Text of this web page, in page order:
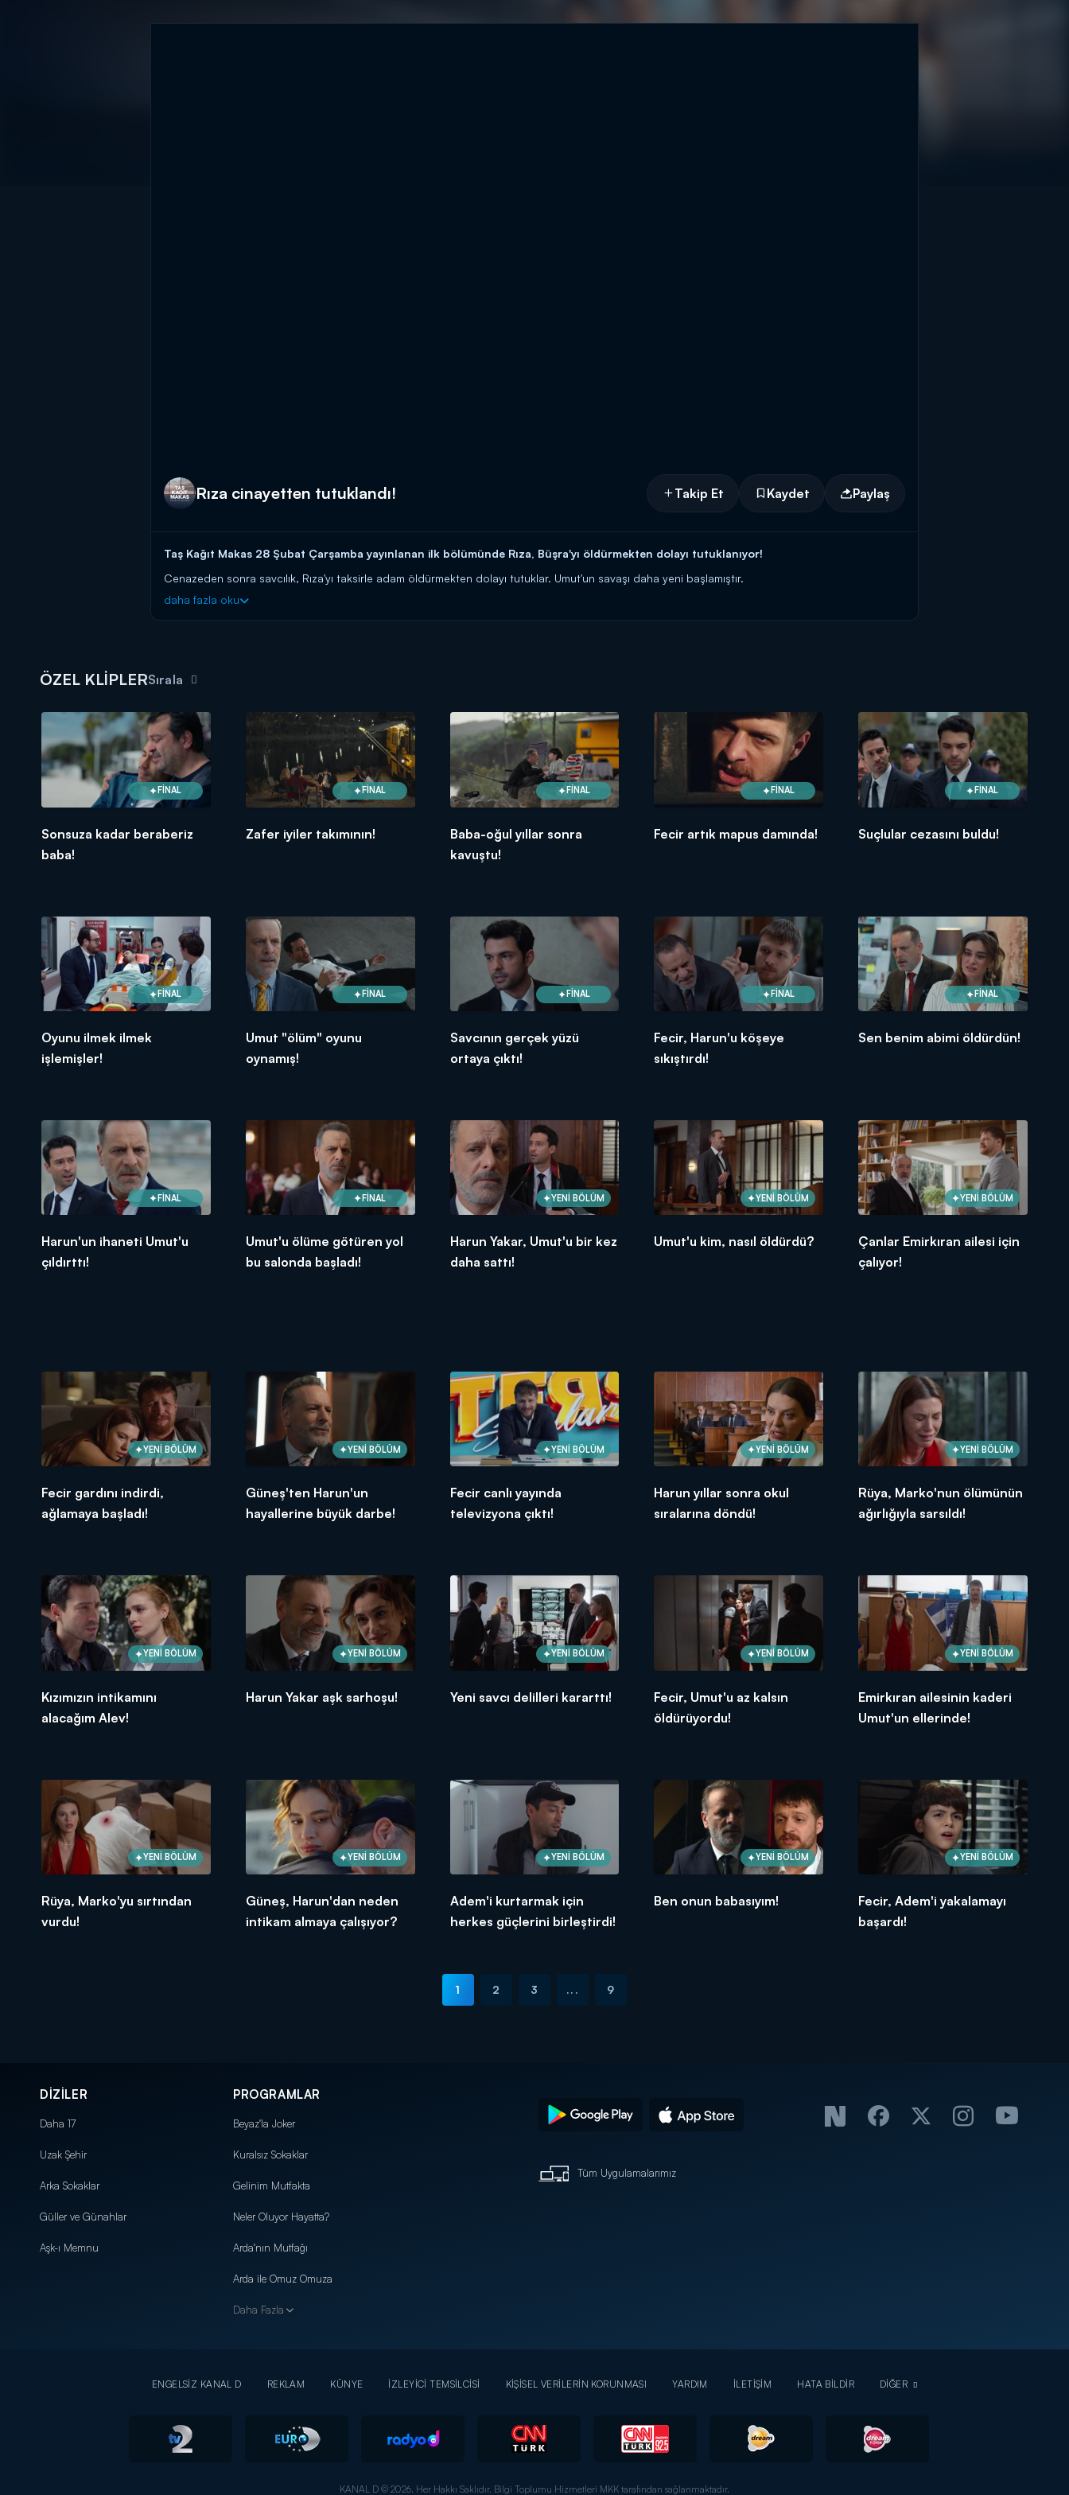
Rıza cinayetten tutuklandı! Takip Et Kaydet Paylaş
Taş Kağıt Makas 28 Şubat Çarşamba yayınlanan ilk bölümünde Rıza, Büşra'yı öldürmekten dolayı tutuklanıyor!
Cenazeden sonra savcılık, Rıza'yı taksirle adam öldürmekten dolayı tutuklar. Umut'un savaşı daha yeni başlamıştır.
Taş Kağıt Makas yeni bölümleriyle her çarşamba 20.00'da Kanal D'de!
daha fazla oku
ÖZEL KLİPLERSırala
FİNAL
Sonsuza kadar beraberiz
baba!
FİNAL
Zafer iyiler takımının!
FİNAL
Baba-oğul yıllar sonra
kavuştu!
FİNAL
Fecir artık mapus damında!
FİNAL
Suçlular cezasını buldu!
FİNAL
Oyunu ilmek ilmek
işlemişler!
FİNAL
Umut "ölüm" oyunu
oynamış!
FİNAL
Savcının gerçek yüzü
ortaya çıktı!
FİNAL
Fecir, Harun'u köşeye
sıkıştırdı!
FİNAL
Sen benim abimi öldürdün!
FİNAL
Harun'un ihaneti Umut'u
çıldırttı!
FİNAL
Umut'u ölüme götüren yol
bu salonda başladı!
YENİ BÖLÜM
Harun Yakar, Umut'u bir kez
daha sattı!
YENİ BÖLÜM
Umut'u kim, nasıl öldürdü?
YENİ BÖLÜM
Çanlar Emirkıran ailesi için
çalıyor!
YENİ BÖLÜM
Fecir gardını indirdi,
ağlamaya başladı!
YENİ BÖLÜM
Güneş'ten Harun'un
hayallerine büyük darbe!
YENİ BÖLÜM
Fecir canlı yayında
televizyona çıktı!
YENİ BÖLÜM
Harun yıllar sonra okul
sıralarına döndü!
YENİ BÖLÜM
Rüya, Marko'nun ölümünün
ağırlığıyla sarsıldı!
YENİ BÖLÜM
Kızımızın intikamını
alacağım Alev!
YENİ BÖLÜM
Harun Yakar aşk sarhoşu!
YENİ BÖLÜM
Yeni savcı delilleri kararttı!
YENİ BÖLÜM
Fecir, Umut'u az kalsın
öldürüyordu!
YENİ BÖLÜM
Emirkıran ailesinin kaderi
Umut'un ellerinde!
YENİ BÖLÜM
Rüya, Marko'yu sırtından
vurdu!
YENİ BÖLÜM
Güneş, Harun'dan neden
intikam almaya çalışıyor?
YENİ BÖLÜM
Adem'i kurtarmak için
herkes güçlerini birleştirdi!
YENİ BÖLÜM
Ben onun babasıyım!
YENİ BÖLÜM
Fecir, Adem'i yakalamayı
başardı!
1 2 3 ... 9
DİZİLER
Daha 17
Uzak Şehir
Arka Sokaklar
Güller ve Günahlar
Aşk-ı Memnu
PROGRAMLAR
Beyaz'la Joker
Kuralsız Sokaklar
Gelinim Mutfakta
Neler Oluyor Hayatta?
Arda'nın Mutfağı
Arda ile Omuz Omuza
Daha Fazla
Tüm Uygulamalarımız
ENGELSİZ KANAL D REKLAM KÜNYE İZLEYİCİ TEMSİLCİSİ KİŞİSEL VERİLERİN KORUNMASI YARDIM İLETİŞİM HATA BİLDİR DİĞER
KANAL D © 2026. Her Hakkı Saklıdır. Bilgi Toplumu Hizmetleri MKK tarafından sağlanmaktadır.